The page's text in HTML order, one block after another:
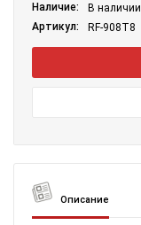
Наличие:
В наличии
Артикул:
RF-908T8
Описание